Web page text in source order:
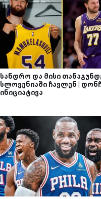
სანდრო და მისი
სლოვენიაში ჩავლენ |
ინიციატივა